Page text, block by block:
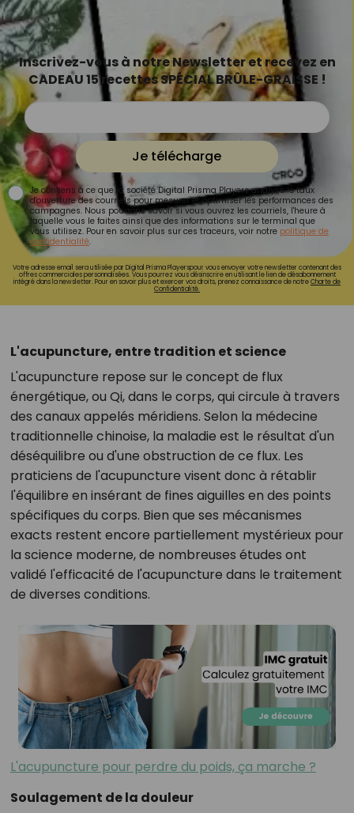
Inscrivez-vous à notre Newsletter et recevez en
CADEAU 15 recettes SPÉCIAL BRÛLE-GRAISSE !
Je télécharge
Je consens à ce que la société Digital Prisma Players analyse le taux
d'ouverture des courriels pour mesurer et optimiser les performances des
campagnes. Nous pourrons savoir si vous ouvrez les courriels, l'heure à
laquelle vous le faites ainsi que des informations sur le terminal que
vous utilisez. Pour en savoir plus sur ces traceurs, voir notre politique de
confidentialité.
Votre adresse email sera utilisée par Digital Prisma Playerspour vous envoyer votre newsletter contenant des
offres commerciales personnalisées. Vous pourrez vous désinscrire en utilisant le lien de désabonnement
intégré dans la newsletter. Pour en savoir plus et exercer vos droits, prenez connaissance de notreCharte de
Confidentialité.
L'acupuncture, entre tradition et science
L'acupuncture repose sur le concept de flux
énergétique, ou Qi, dans le corps, qui circule à travers
des canaux appelés méridiens. Selon la médecine
traditionnelle chinoise, la maladie est le résultat d'un
déséquilibre ou d'une obstruction de ce flux. Les
praticiens de l'acupuncture visent donc à rétablir
l'équilibre en insérant de fines aiguilles en des points
spécifiques du corps. Bien que ses mécanismes
exacts restent encore partiellement mystérieux pour
la science moderne, de nombreuses études ont
validé l'efficacité de l'acupuncture dans le traitement
de diverses conditions.
L'acupuncture pour perdre du poids, ça marche ?
Soulagement de la douleur